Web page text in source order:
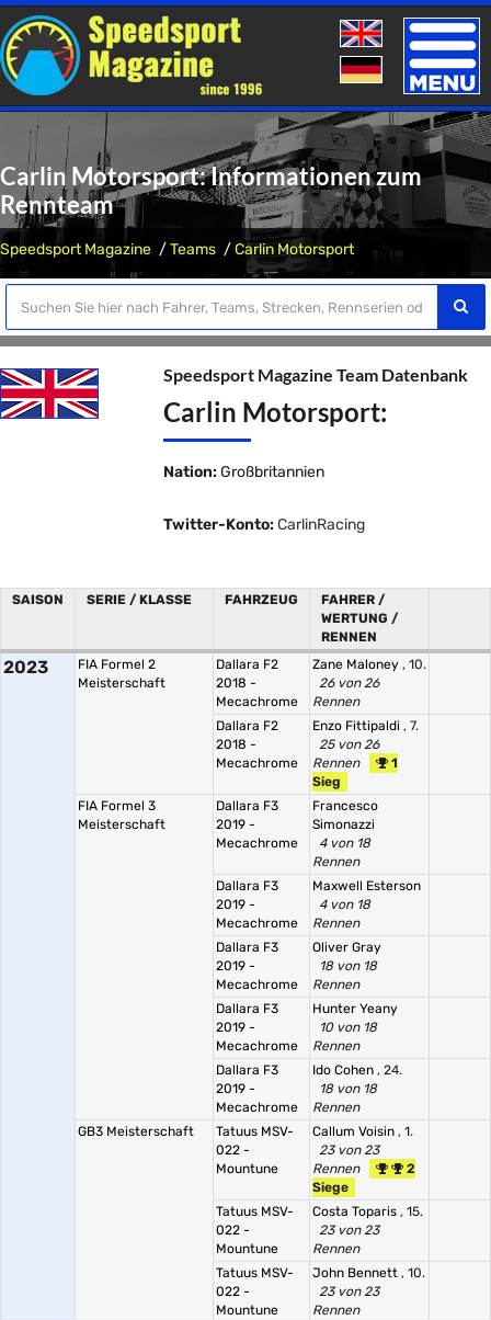
Toggle
Carlin Motorsport: Informationen zum
Rennteam
Speedsport Magazine Teams Carlin Motorsport
Speedsport Magazine Team Datenbank
Carlin Motorsport:
Nation: Großbritannien
Twitter-Konto: CarlinRacing
SAISON SERIE / KLASSE FAHRZEUG
FAHRER /
WERTUNG /
RENNEN
2023
FIA Formel 2
Meisterschaft
Dallara F2
2018 -
Mecachrome
Zane Maloney , 10.
26 von 26
Rennen
Dallara F2
2018 -
Mecachrome
Enzo Fittipaldi , 7.
25 von 26
Rennen
1
Sieg
FIA Formel 3
Meisterschaft
Dallara F3
2019 -
Mecachrome
Francesco
Simonazzi
4 von 18
Rennen
Dallara F3
2019 -
Mecachrome
Maxwell Esterson
4 von 18
Rennen
Dallara F3
2019 -
Mecachrome
Oliver Gray
18 von 18
Rennen
Dallara F3
2019 -
Mecachrome
Hunter Yeany
10 von 18
Rennen
Dallara F3
2019 -
Mecachrome
Ido Cohen , 24.
18 von 18
Rennen
GB3 Meisterschaft
Tatuus MSV-
022 -
Mountune
Callum Voisin , 1.
23 von 23
Rennen
2
Siege
Tatuus MSV-
022 -
Mountune
Costa Toparis , 15.
23 von 23
Rennen
Tatuus MSV-
022 -
Mountune
John Bennett , 10.
23 von 23
Rennen